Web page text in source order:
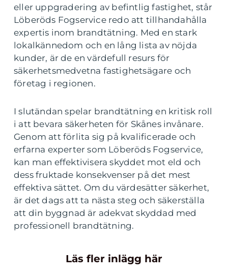
eller uppgradering av befintlig fastighet, står
Löberöds Fogservice redo att tillhandahålla
expertis inom brandtätning. Med en stark
lokalkännedom och en lång lista av nöjda
kunder, är de en värdefull resurs för
säkerhetsmedvetna fastighetsägare och
företag i regionen.
I slutändan spelar brandtätning en kritisk roll
i att bevara säkerheten för Skånes invånare.
Genom att förlita sig på kvalificerade och
erfarna experter som Löberöds Fogservice,
kan man effektivisera skyddet mot eld och
dess fruktade konsekvenser på det mest
effektiva sättet. Om du värdesätter säkerhet,
är det dags att ta nästa steg och säkerställa
att din byggnad är adekvat skyddad med
professionell brandtätning.
Läs fler inlägg här